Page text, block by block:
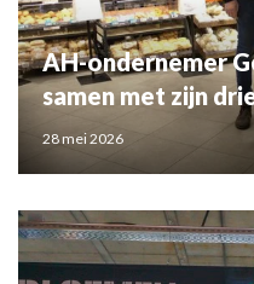
AH-ondernemer
samen met zijn
28 mei 2026